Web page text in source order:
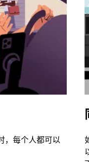
，每个人都可以